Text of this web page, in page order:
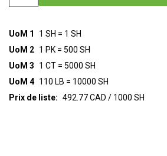
UoM 1
1 SH = 1 SH
UoM 2 1 PK = 500 SH
UoM 3
1 CT = 5000 SH
UoM 4 110 LB = 10000 SH
Prix de liste: 492.77 CAD / 1000 SH